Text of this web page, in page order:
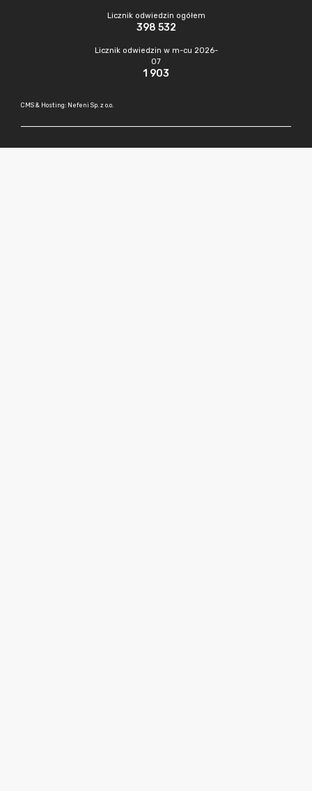
Licznik odwiedzin ogółem
398 532
Licznik odwiedzin w m-cu 2026-
07
1 903
CMS & Hosting: Nefeni Sp. z o.o.